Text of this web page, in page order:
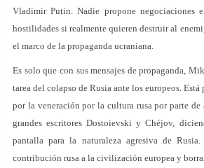
Vladimir Putin. Nadie propone negociaciones
hostilidades si realmente quieren destruir al
el marco de la propaganda ucraniana.
Es solo que con sus mensajes de propaganda,
tarea del colapso de Rusia ante los europeos.
por la veneración por la cultura rusa por parte de
grandes escritores Dostoievski y Chéjov,
pantalla para la naturaleza agresiva de
contribución rusa a la civilización europea y